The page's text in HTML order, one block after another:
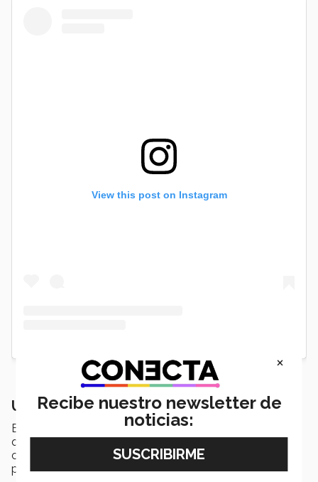
View this post on Instagram
Un equipo con sangre joven
El
destacó el trabajo de algunos jugadores
que forman parte por primera vez de la categoría y
cuyo
trabajo durofue importante para conseguir este
primer objetivo.
×
Recibe nuestro newsletter de
noticias: